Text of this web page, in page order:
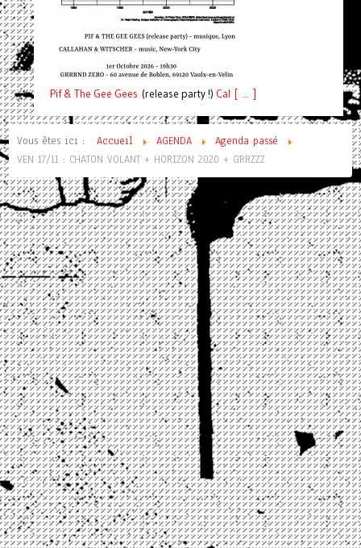
Pif& The Gee Gees (release party !) Cal [ ... ]
Vous êtes ici : Accueil AGENDA
Agenda passé
VEN 17/11 : CHATON VOLANT + HORIZON 2020 + GRRZZZ